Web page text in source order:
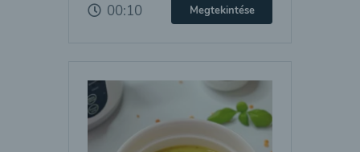
00:10 Megtekintése